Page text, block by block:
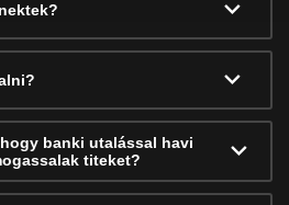
banki utalással havi
titeket?